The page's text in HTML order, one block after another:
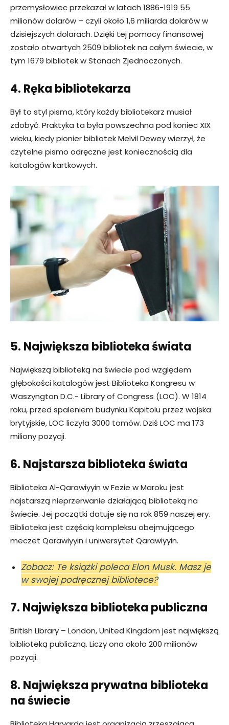
przemysłowiec przekazał w latach 1886-1919 55
milionów dolarów – czyli około 1,6 miliarda dolarów w
dzisiejszych dolarach. Dzięki tej pomocy finansowej
zostało otwartych 2509 bibliotek na całym świecie, w
tym 1679 bibliotek w Stanach Zjednoczonych.
4. Ręka bibliotekarza
Był to styl pisma, który każdy bibliotekarz musiał
zdobyć. Praktyka ta była powszechna pod koniec XIX
wieku, kiedy pionier bibliotek Melvil Dewey wierzył, że
czytelne pismo odręczne jest koniecznością dla
katalogów kartkowych.
5. Największa biblioteka świata
Największą biblioteką na świecie pod względem
głębokości katalogów jest Biblioteka Kongresu w
Waszyngton D.C.- Library of Congress (LOC). W 1814
roku, przed spaleniem budynku Kapitolu przez wojska
brytyjskie, LOC liczyła 3000 tomów. Dziś LOC ma 173
miliony pozycji.
6. Najstarsza biblioteka świata
Biblioteka Al-Qarawiyyin w Fezie w Maroku jest
najstarszą nieprzerwanie działającą biblioteką na
świecie. Jej początki datuje się na rok 859 naszej ery.
Biblioteka jest częścią kompleksu obejmującego
meczet Qarawiyyin i uniwersytet Qarawiyyin.
Zobacz: Te książki poleca Elon Musk. Masz je
w swojej podręcznej bibliotece?
7. Największa biblioteka publiczna
British Library – London, United Kingdom jest największą
biblioteką publiczną. Liczy ona około 200 milionów
pozycji.
8. Największa prywatna biblioteka
na świecie